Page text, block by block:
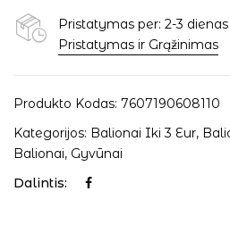
Pristatymas per: 2-3 dienas
Pristatymas ir Grąžinimas
Produkto Kodas: 7607190608110
Kategorijos: Balionai Iki 3 Eur,
Balionai, Gyvūnai
Dalintis: